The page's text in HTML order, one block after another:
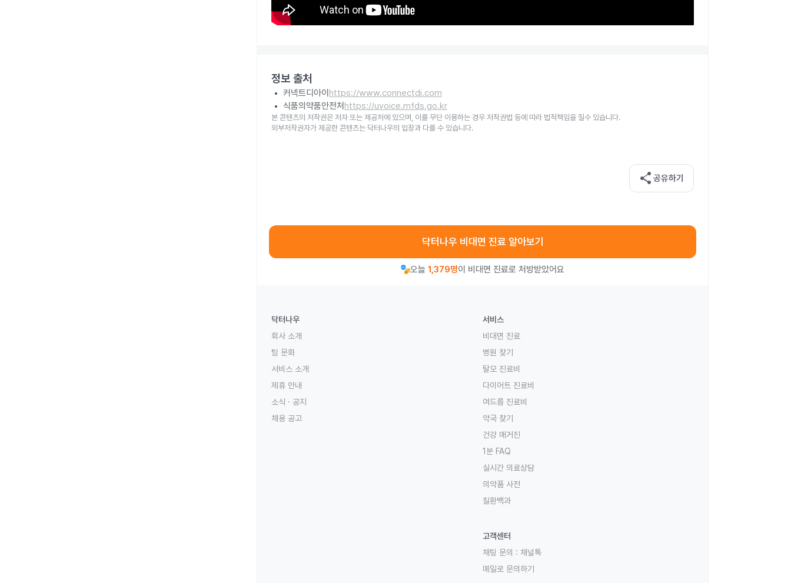
정보 출처
커넥트디아이 https://www.connectdi.com
식품의약품안전처 https://uvoice.mfds.go.kr
본 콘텐츠의 저작권은 저자 또는 제공처에 있으며, 이를 무단 이용하는 경우 저작권법 등에 따라 법적책임을 질수 있습니다.
외부저작권자가 제공한 콘텐츠는 닥터나우의 입장과 다를 수 있습니다.
share 공유하기
닥터나우 비대면 진료 알아보기
오늘 1,379명이 비대면 진료로 처방받았어요
닥터나우
회사 소개
팀 문화
서비스 소개
제휴 안내
소식 · 공지
채용 공고
서비스
비대면 진료
병원 찾기
탈모 진료비
다이어트 진료비
여드름 진료비
약국 찾기
건강 매거진
1분 FAQ
실시간 의료상담
의약품 사전
질환백과
고객센터
채팅 문의 : 채널톡
메일로 문의하기